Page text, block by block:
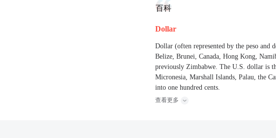
百科
Dollar
Dollar (often represented by the peso and
Belize, Brunei, Canada, Hong Kong,
previously Zimbabwe. The U.S. dollar is
Micronesia, Marshall Islands, Palau, the
into one hundred cents.
查看更多